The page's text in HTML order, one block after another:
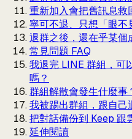
重新加入會把舊訊息救
寧可不退、只想「眼不
退群之後，還在乎某個
常見問題 FAQ
我退完 LINE 群組，可
嗎？
群組解散會發生什麼事
我被踢出群組，跟自己
把對話備份到 Keep 跟
延伸閱讀